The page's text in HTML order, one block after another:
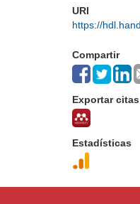
URI
https://
Compartir
Exportar citas
Estadísticas